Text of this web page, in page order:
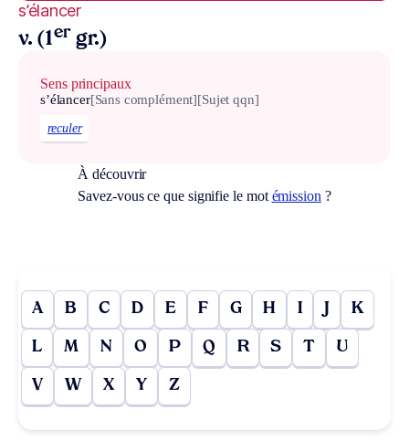
s’élancer
v. (1er gr.)
Sens principaux
s’élancer[Sans complément][Sujet qqn]
reculer
À découvrir
Savez-vous ce que signifie le mot émission ?
A B C D E F G H I J K
L M N O P Q R S T U
V W X Y Z